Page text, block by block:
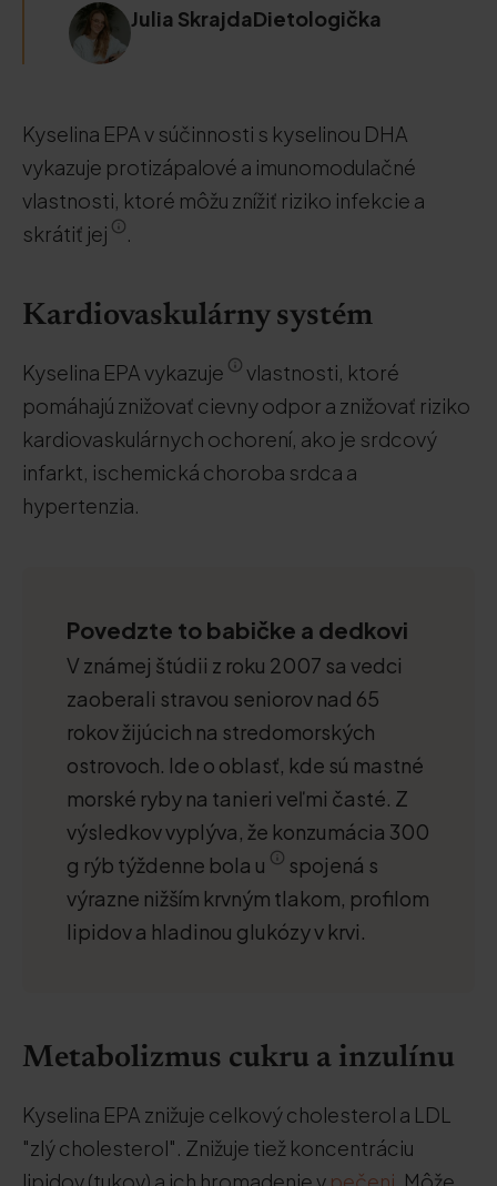
Julia SkrajdaDietologička
Kyselina EPA v súčinnosti s kyselinou DHA
vykazuje protizápalové a imunomodulačné
vlastnosti, ktoré môžu znížiť riziko infekcie a
skrátiť jej
.
Kardiovaskulárny systém
Kyselina EPA vykazuje
vlastnosti, ktoré
pomáhajú znižovať cievny odpor a znižovať riziko
kardiovaskulárnych ochorení, ako je srdcový
infarkt, ischemická choroba srdca a
hypertenzia.
Povedzte to babičke a dedkovi
V známej štúdii z roku 2007 sa vedci
zaoberali stravou seniorov nad 65
rokov žijúcich na stredomorských
ostrovoch. Ide o oblasť, kde sú mastné
morské ryby na tanieri veľmi časté. Z
výsledkov vyplýva, že konzumácia 300
g rýb týždenne bola u
spojená s
výrazne nižším krvným tlakom, profilom
lipidov a hladinou glukózy v krvi.
Metabolizmus cukru a inzulínu
Kyselina EPA znižuje celkový cholesterol a LDL
"zlý cholesterol". Znižuje tiež koncentráciu